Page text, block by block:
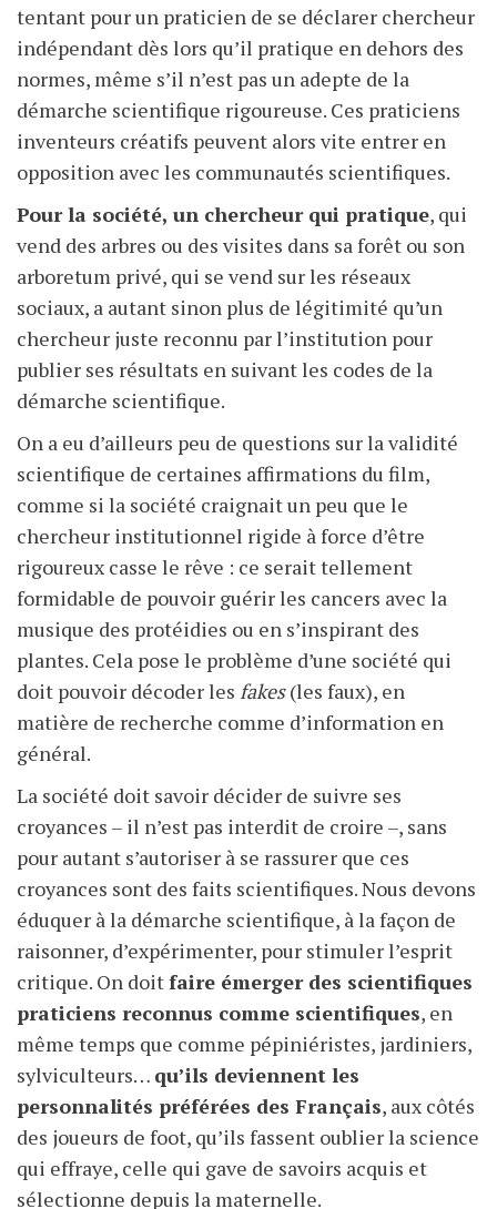
tentant pour un praticien de se déclarer chercheur
indépendant dès lors qu’il pratique en dehors des
normes, même s’il n’est pas un adepte de la
démarche scientifique rigoureuse. Ces praticiens
inventeurs créatifs peuvent alors vite entrer en
opposition avec les communautés scientifiques.
Pour la société, un chercheur qui pratique, qui
vend des arbres ou des visites dans sa forêt ou son
arboretum privé, qui se vend sur les réseaux
sociaux, a autant sinon plus de légitimité qu’un
chercheur juste reconnu par l’institution pour
publier ses résultats en suivant les codes de la
démarche scientifique.
On a eu d’ailleurs peu de questions sur la validité
scientifique de certaines affirmations du film,
comme si la société craignait un peu que le
chercheur institutionnel rigide à force d’être
rigoureux casse le rêve : ce serait tellement
formidable de pouvoir guérir les cancers avec la
musique des protéidies ou en s’inspirant des
plantes. Cela pose le problème d’une société qui
doit pouvoir décoder les fakes(les faux), en
matière de recherche comme d’information en
général.
La société doit savoir décider de suivre ses
croyances – il n’est pas interdit de croire –, sans
pour autant s’autoriser à se rassurer que ces
croyances sont des faits scientifiques. Nous devons
éduquer à la démarche scientifique, à la façon de
raisonner, d’expérimenter, pour stimuler l’esprit
critique. On doitfaire émerger des scientifiques
praticiens reconnus comme scientifiques, en
même temps que comme pépiniéristes, jardiniers,
sylviculteurs… qu’ils deviennent les
personnalités préférées des Français, aux côtés
des joueurs de foot, qu’ils fassent oublier la science
qui effraye, celle qui gave de savoirs acquis et
sélectionne depuis la maternelle.